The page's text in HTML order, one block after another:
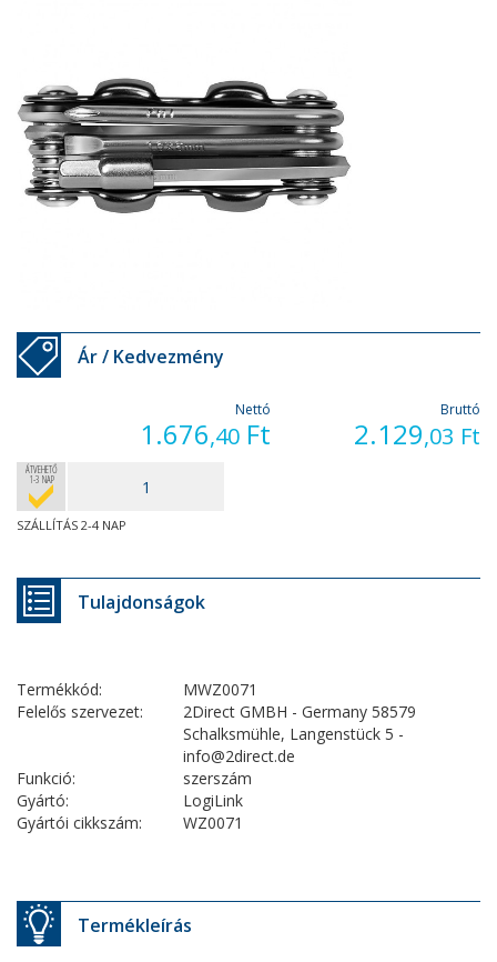
Ár / Kedvezmény
Nettó
1.676,40 Ft
Bruttó
2.129,03 Ft
ÁTVEHETŐ
1-3 NAP
SZÁLLÍTÁS 2-4 NAP
Tulajdonságok
Termékkód:
MWZ0071
Felelős szervezet:
2Direct GMBH - Germany 58579
Schalksmühle, Langenstück 5 -
info@2direct.de
Funkció:
szerszám
Gyártó:
LogiLink
Gyártói cikkszám:
WZ0071
Termékleírás